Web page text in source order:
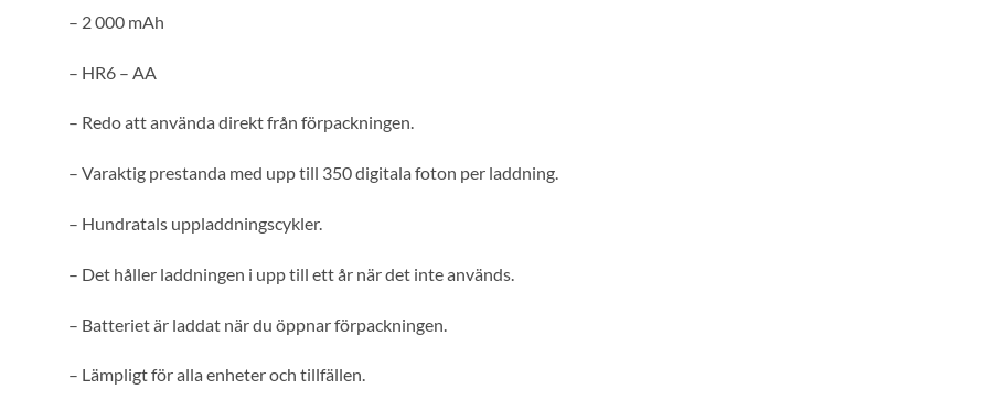
– 2 000 mAh
– HR6 – AA
– Redo att använda direkt från förpackningen.
– Varaktig prestanda med upp till 350 digitala foton per laddning.
– Hundratals uppladdningscykler.
– Det håller laddningen i upp till ett år när det inte används.
– Batteriet är laddat när du öppnar förpackningen.
– Lämpligt för alla enheter och tillfällen.